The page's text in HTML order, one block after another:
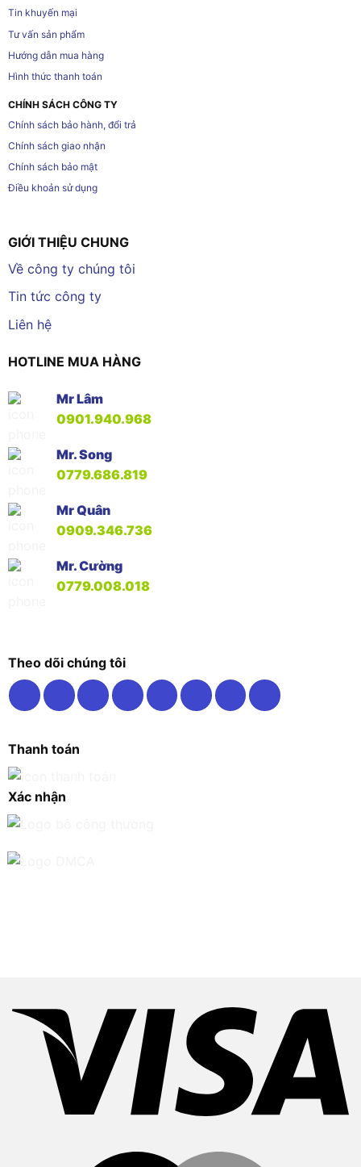
Tin khuyến mại
Tư vấn sản phẩm
Hướng dẫn mua hàng
Hình thức thanh toán
CHÍNH SÁCH CÔNG TY
Chính sách bảo hành, đổi trả
Chính sách giao nhận
Chính sách bảo mật
Điều khoản sử dụng
GIỚI THIỆU CHUNG
Về công ty chúng tôi
Tin tức công ty
Liên hệ
HOTLINE MUA HÀNG
Mr Lâm
0901.940.968
Mr. Song
0779.686.819
Mr Quân
0909.346.736
Mr. Cường
0779.008.018
Theo dõi chúng tôi
Thanh toán
Xác nhận